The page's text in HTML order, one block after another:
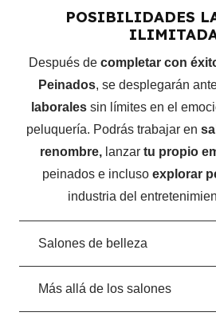
Cuánto cobrar.
MÓDULO 9 – FINALIZACIÓN
Recomendaciones.
Despedida.
MÓDULO 10 – MATERIAL
Bono 1: Exfoliante.
Bono 2: Depilación de rostro.
Bono 4: Peinado de novia.
POSIBILIDADES
Después de completar con
Peinados, se desplegarán
laboralessin límites en el
peluquería. Podrás trabajar en
renombre,lanzar tu propio
peinados e incluso explorar
industria del
Salones de belleza
Más allá de los salones